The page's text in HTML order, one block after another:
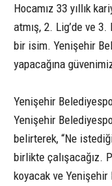
Hocamız 33 yıllık
atmış, 2. Lig’de ve
bir isim. Yenişehir
yapacağına
Yenişehir
Yenişehir
belirterek, “Ne
birlikte çalışacağız.
koyacak ve